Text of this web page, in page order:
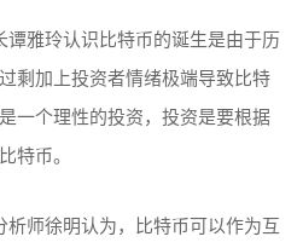
雅玲认识比特币的诞生是由于历
剩加上投资者情绪极端导致比特
一个理性的投资，投资是要根据
特币。
师徐明认为，比特币可以作为互